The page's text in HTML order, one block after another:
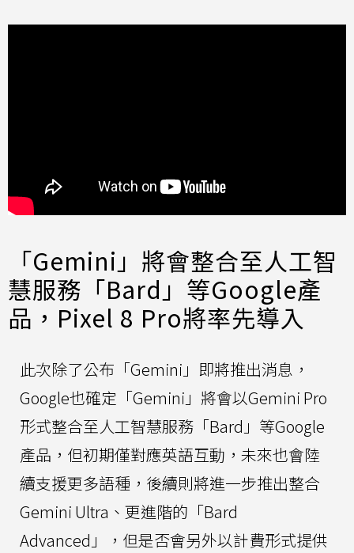
「Gemini」將會整合至人工智
慧服務「Bard」等Google產
品，Pixel 8 Pro將率先導入
此次除了公布「Gemini」即將推出消息，
Google也確定「Gemini」將會以Gemini Pro
形式整合至人工智慧服務「Bard」等Google
產品，但初期僅對應英語互動，未來也會陸
續支援更多語種，後續則將進一步推出整合
Gemini Ultra、更進階的「Bard
Advanced」，但是否會另外以計費形式提供